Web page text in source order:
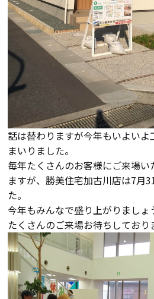
長期優良住宅
ラインナップ
施工実績
イベント・見学会
モデルハウス紹介
お客様の声
会社案内
話は替わりますが今年もいよいよ
まいりました。
毎年たくさんのお客様にご来場
ますが、勝美住宅加古川店は7月
た。
今年もみんなで盛り上がりましょ
たくさんのご来場お待ちしており